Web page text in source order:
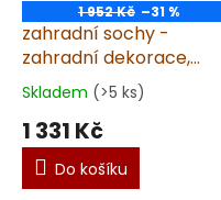
1 952 Kč –31 %
zahradní sochy -
zahradní dekorace,
Anděl - děvčátko, výška
32cm
Průměrné
hodnocení
produktu
5,0
Skladem (>5 ks)
1 331 Kč
Do košíku